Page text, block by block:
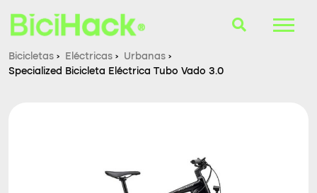
Accesorios
Bicicletas › Eléctricas › Urbanas ›
Specialized Bicicleta Eléctrica Tubo Vado 3.0